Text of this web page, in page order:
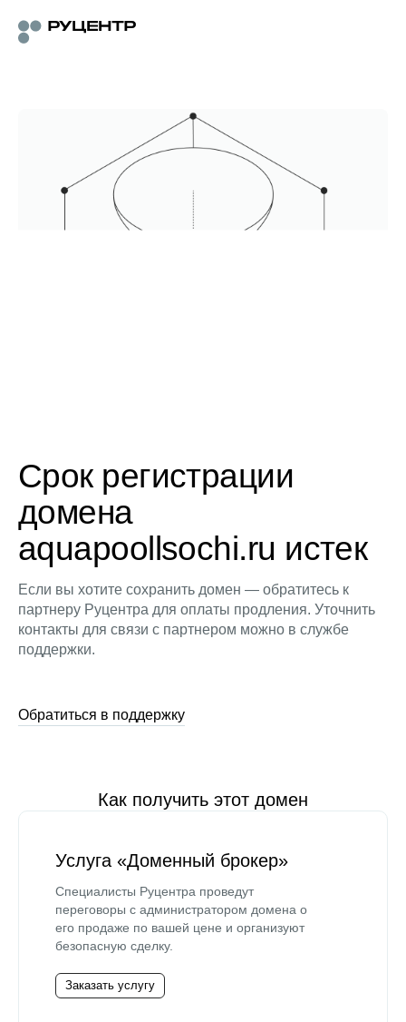
Срок регистрации
домена
aquapoollsochi.ru истек
Если вы хотите сохранить домен — обратитесь к
партнеру Руцентра для оплаты продления. Уточнить
контакты для связи с партнером можно в службе
поддержки.
Обратиться в поддержку
Как получить этот домен
Услуга «Доменный брокер»
Специалисты Руцентра проведут
переговоры с администратором домена о
его продаже по вашей цене и организуют
безопасную сделку.
Заказать услугу